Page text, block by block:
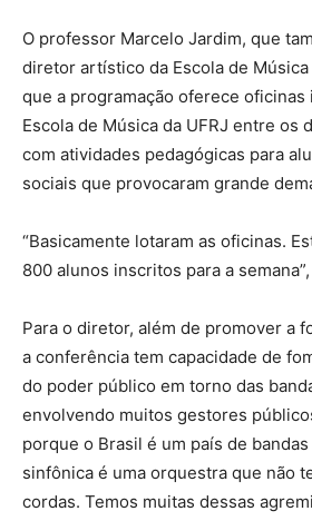
O professor Marcelo Jardim, que
diretor artístico da Escola de Música
que a programação oferece
Escola de Música da UFRJ entre os
com atividades pedagógicas para
sociais que provocaram grande
“Basicamente lotaram as oficinas.
800 alunos inscritos para a
Para o diretor, além de promover a
a conferência tem capacidade de
do poder público em torno das
envolvendo muitos gestores
porque o Brasil é um país de
sinfônica é uma orquestra que não
cordas. Temos muitas dessas